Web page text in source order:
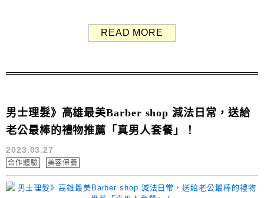
NT$3100 大家都會將這罐蘭蔻超未來肌因賦活露簡稱為「小
READ MORE
男士理髮》高雄最美Barber shop 減法日常，送給
老公最棒的禮物推薦「真男人套餐」！
2023.03.27
合作體驗 美容保養